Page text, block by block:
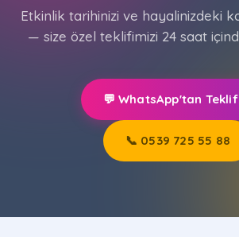
Etkinlik tarihinizi ve hayalinizdeki
— size özel teklifimizi 24 saat
💬 WhatsApp'tan
📞 0539 725 55 88